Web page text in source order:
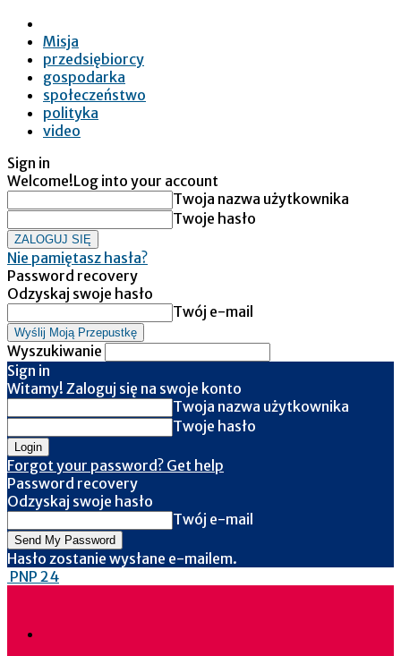
Misja
przedsiębiorcy
gospodarka
społeczeństwo
polityka
video
Sign in
Welcome!Log into your account
Twoja nazwa użytkownika
Twoje hasło
Nie pamiętasz hasła?
Password recovery
Odzyskaj swoje hasło
Twój e-mail
Wyszukiwanie
Sign in
Witamy! Zaloguj się na swoje konto
Twoja nazwa użytkownika
Twoje hasło
Forgot your password? Get help
Password recovery
Odzyskaj swoje hasło
Twój e-mail
Hasło zostanie wysłane e-mailem.
PNP 24